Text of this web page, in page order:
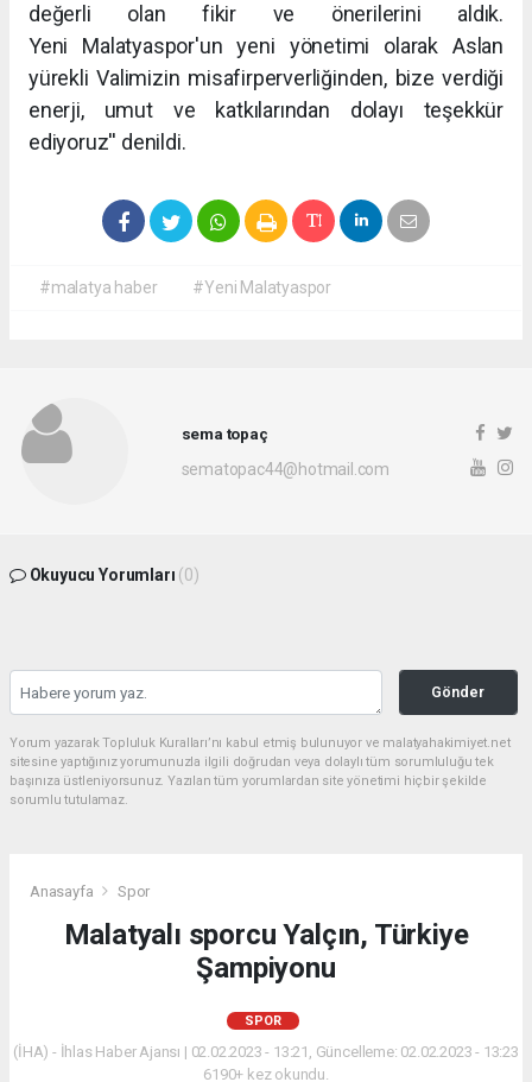
değerli olan fikir ve önerilerini aldık.
Yeni Malatyaspor'un yeni yönetimi olarak Aslan
yürekli Valimizin misafirperverliğinden, bize verdiği
enerji, umut ve katkılarından dolayı teşekkür
ediyoruz'' denildi.
#malatya haber #Yeni Malatyaspor
sema topaç
sematopac44@hotmail.com
Okuyucu Yorumları (0)
Gönder
Yorum yazarak Topluluk Kuralları’nı kabul etmiş bulunuyor ve malatyahakimiyet.net
sitesine yaptığınız yorumunuzla ilgili doğrudan veya dolaylı tüm sorumluluğu tek
başınıza üstleniyorsunuz. Yazılan tüm yorumlardan site yönetimi hiçbir şekilde
sorumlu tutulamaz.
Anasayfa Spor
Malatyalı sporcu Yalçın, Türkiye
Şampiyonu
SPOR
(İHA) - İhlas Haber Ajansı | 02.02.2023 - 13:21, Güncelleme: 02.02.2023 - 13:23
6190+ kez okundu.